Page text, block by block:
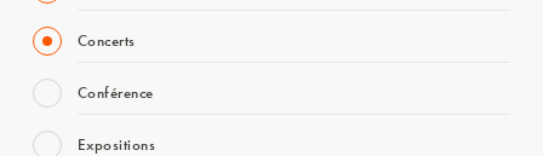
Concerts
Conférence
Expositions